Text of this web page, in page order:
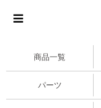
商品一覧
パーツ